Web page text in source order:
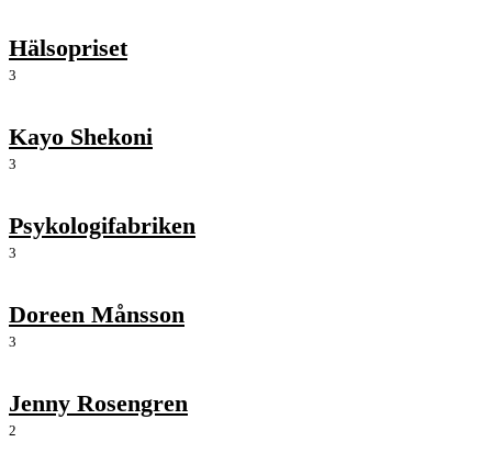
Hälsopriset
3
Kayo Shekoni
3
Psykologifabriken
3
Doreen Månsson
3
Jenny Rosengren
2